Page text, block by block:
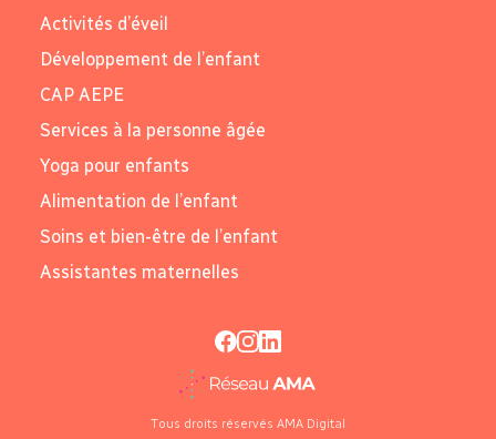
Activités d’éveil
Développement de l’enfant
CAP AEPE
Services à la personne âgée
Yoga pour enfants
Alimentation de l’enfant
Soins et bien-être de l’enfant
Assistantes maternelles
Tous droits réservés AMA Digital